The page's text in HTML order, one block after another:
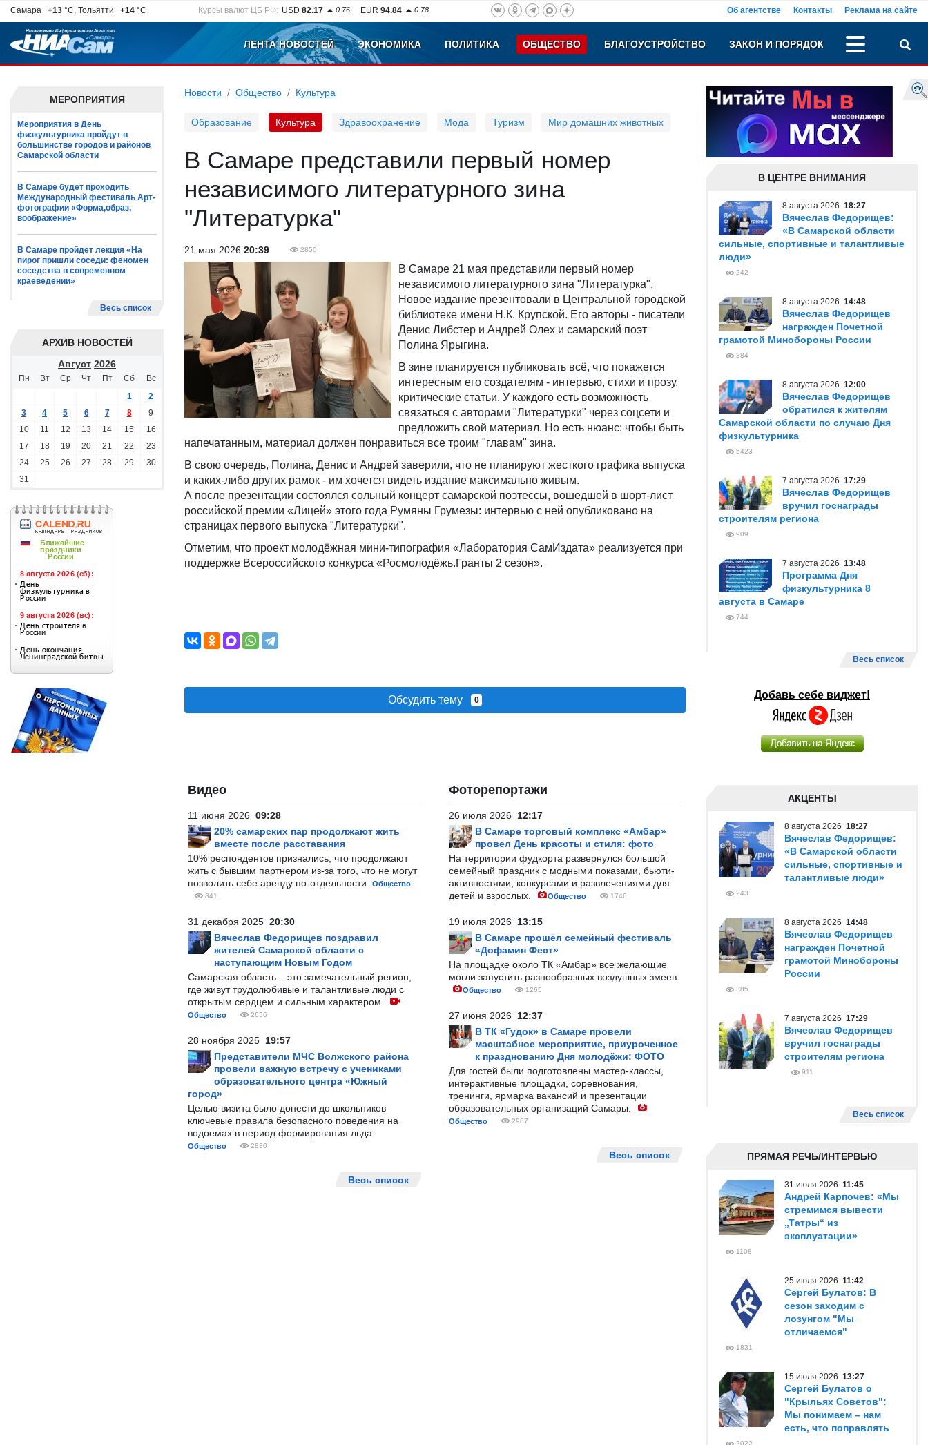
Самара +13 °C, Тольятти +14 °C Курсы валют ЦБ РФ: USD 82.17 0.76 EUR 94.84 0.78 Об агентстве Контакты Реклама на сайте
ЛЕНТА НОВОСТЕЙ ЭКОНОМИКА ПОЛИТИКА ОБЩЕСТВО БЛАГОУСТРОЙСТВО ЗАКОН И ПОРЯДОК
МЕРОПРИЯТИЯ
Мероприятия в День
физкультурника пройдут в
большинстве городов и районов
Самарской области
В Самаре будет проходить
Международный фестиваль Арт-
фотографии «Форма,образ,
воображение»
В Самаре пройдет лекция «На
пирог пришли соседи: феномен
соседства в современном
краеведении»
Весь список
АРХИВ НОВОСТЕЙ
Август 2026
Пн Вт Ср Чт Пт Сб
Вс
1
2
3
4 5 6 7 8
9
10
11 12 13 14 15
16
17
18 19 20 21 22
23
24
25 26 27 28 29
30
31
Новости Общество Культура
Образование Культура Здравоохранение Мода Туризм Мир домашних животных
В Самаре представили первый номер
независимого литературного зина
"Литературка"
21 мая 2026 20:39 2850
В Самаре 21 мая представили первый номер
независимого литературного зина "Литературка".
Новое издание презентовали в Центральной городской
библиотеке имени Н.К. Крупской. Его авторы - писатели
Денис Либстер и Андрей Олех и самарский поэт
Полина Ярыгина.
В зине планируется публиковать всё, что покажется
интересным его создателям - интервью, стихи и прозу,
критические статьи. У каждого есть возможность
связаться с авторами "Литературки" через соцсети и
предложить свой материал. Но есть нюанс: чтобы быть
напечатанным, материал должен понравиться все троим "главам" зина.
В свою очередь, Полина, Денис и Андрей заверили, что не планируют жесткого графика выпуска
и каких-либо других рамок - им хочется видеть издание максимально живым.
А после презентации состоялся сольный концерт самарской поэтессы, вошедшей в шорт-лист
российской премии «Лицей» этого года Румяны Грумезы: интервью с ней опубликовано на
страницах первого выпуска "Литературки".
Отметим, что проект молодёжная мини-типография «Лаборатория СамИздата» реализуется при
поддержке Всероссийского конкурса «Росмолодёжь.Гранты 2 сезон».
Обсудить тему 0
Видео
11 июня 2026 09:28
20% самарских пар продолжают жить
вместе после расставания
10% респондентов признались, что продолжают
жить с бывшим партнером из-за того, что не могут
позволить себе аренду по-отдельности.
Общество
841
31 декабря 2025 20:30
Вячеслав Федорищев поздравил
жителей Самарской области с
наступающим Новым Годом
Самарская область – это замечательный регион,
где живут трудолюбивые и талантливые люди с
открытым сердцем и сильным характером.
Общество 2656
28 ноября 2025 19:57
Представители МЧС Волжского района
провели важную встречу с учениками
образовательного центра «Южный
город»
Целью визита было донести до школьников
ключевые правила безопасного поведения на
водоемах в период формирования льда.
Общество 2830
Весь список
Фоторепортажи
26 июля 2026 12:17
В Самаре торговый комплекс «Амбар»
провел День красоты и стиля: фото
На территории фудкорта развернулся большой
семейный праздник с модными показами, бьюти-
активностями, конкурсами и развлечениями для
детей и взрослых.
Общество 1746
19 июля 2026 13:15
В Самаре прошёл семейный фестиваль
«Дофамин Фест»
На площадке около ТК «Амбар» все желающие
могли запустить разнообразных воздушных змеев.
Общество 1265
27 июня 2026 12:37
В ТК «Гудок» в Самаре провели
масштабное мероприятие, приуроченное
к празднованию Дня молодёжи: ФОТО
Для гостей были подготовлены мастер-классы,
интерактивные площадки, соревнования,
тренинги, ярмарка вакансий и презентации
образовательных организаций Самары.
Общество 2987
Весь список
В ЦЕНТРЕ ВНИМАНИЯ
8 августа 2026 18:27
Вячеслав Федорищев:
«В Самарской области
сильные, спортивные и талантливые
люди»
242
8 августа 2026 14:48
Вячеслав Федорищев
награжден Почетной
грамотой Минобороны России
384
8 августа 2026 12:00
Вячеслав Федорищев
обратился к жителям
Самарской области по случаю Дня
физкультурника
5423
7 августа 2026 17:29
Вячеслав Федорищев
вручил госнаграды
строителям региона
909
7 августа 2026 13:48
Программа Дня
физкультурника 8
августа в Самаре
744
Весь список
Добавь себе виджет!
АКЦЕНТЫ
8 августа 2026 18:27
Вячеслав Федорищев:
«В Самарской области
сильные, спортивные и
талантливые люди»
243
8 августа 2026 14:48
Вячеслав Федорищев
награжден Почетной
грамотой Минобороны
России
385
7 августа 2026 17:29
Вячеслав Федорищев
вручил госнаграды
строителям региона
911
Весь список
ПРЯМАЯ РЕЧЬ/ИНТЕРВЬЮ
31 июля 2026 11:45
Андрей Карпочев: «Мы
стремимся вывести
„Татры“ из
эксплуатации»
1108
25 июля 2026 11:42
Сергей Булатов: В
сезон заходим с
лозунгом "Мы
отличаемся"
1831
15 июля 2026 13:27
Сергей Булатов о
"Крыльях Советов":
Мы понимаем – нам
есть, что поправлять
2022